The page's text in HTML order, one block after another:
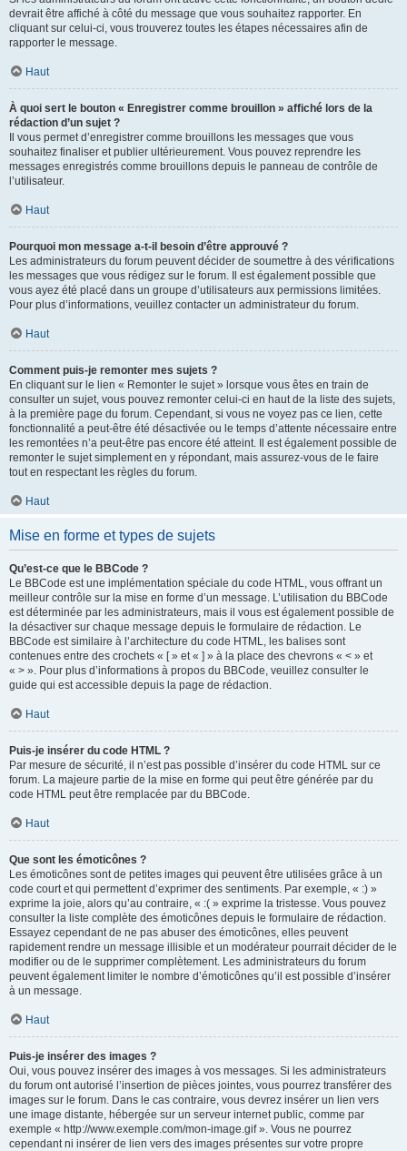
devrait être affiché à côté du message que vous souhaitez rapporter. En
cliquant sur celui-ci, vous trouverez toutes les étapes nécessaires afin de
rapporter le message.
Haut
À quoi sert le bouton « Enregistrer comme brouillon » affiché lors de la
rédaction d’un sujet ?
Il vous permet d’enregistrer comme brouillons les messages que vous
souhaitez finaliser et publier ultérieurement. Vous pouvez reprendre les
messages enregistrés comme brouillons depuis le panneau de contrôle de
l’utilisateur.
Haut
Pourquoi mon message a-t-il besoin d’être approuvé ?
Les administrateurs du forum peuvent décider de soumettre à des vérifications
les messages que vous rédigez sur le forum. Il est également possible que
vous ayez été placé dans un groupe d’utilisateurs aux permissions limitées.
Pour plus d’informations, veuillez contacter un administrateur du forum.
Haut
Comment puis-je remonter mes sujets ?
En cliquant sur le lien « Remonter le sujet » lorsque vous êtes en train de
consulter un sujet, vous pouvez remonter celui-ci en haut de la liste des sujets,
à la première page du forum. Cependant, si vous ne voyez pas ce lien, cette
fonctionnalité a peut-être été désactivée ou le temps d’attente nécessaire entre
les remontées n’a peut-être pas encore été atteint. Il est également possible de
remonter le sujet simplement en y répondant, mais assurez-vous de le faire
tout en respectant les règles du forum.
Haut
Mise en forme et types de sujets
Qu’est-ce que le BBCode ?
Le BBCode est une implémentation spéciale du code HTML, vous offrant un
meilleur contrôle sur la mise en forme d’un message. L’utilisation du BBCode
est déterminée par les administrateurs, mais il vous est également possible de
la désactiver sur chaque message depuis le formulaire de rédaction. Le
BBCode est similaire à l’architecture du code HTML, les balises sont
contenues entre des crochets « [ » et « ] » à la place des chevrons « < » et
« > ». Pour plus d’informations à propos du BBCode, veuillez consulter le
guide qui est accessible depuis la page de rédaction.
Haut
Puis-je insérer du code HTML ?
Par mesure de sécurité, il n’est pas possible d’insérer du code HTML sur ce
forum. La majeure partie de la mise en forme qui peut être générée par du
code HTML peut être remplacée par du BBCode.
Haut
Que sont les émoticônes ?
Les émoticônes sont de petites images qui peuvent être utilisées grâce à un
code court et qui permettent d’exprimer des sentiments. Par exemple, « :) »
exprime la joie, alors qu’au contraire, « :( » exprime la tristesse. Vous pouvez
consulter la liste complète des émoticônes depuis le formulaire de rédaction.
Essayez cependant de ne pas abuser des émoticônes, elles peuvent
rapidement rendre un message illisible et un modérateur pourrait décider de le
modifier ou de le supprimer complètement. Les administrateurs du forum
peuvent également limiter le nombre d’émoticônes qu’il est possible d’insérer
à un message.
Haut
Puis-je insérer des images ?
Oui, vous pouvez insérer des images à vos messages. Si les administrateurs
du forum ont autorisé l’insertion de pièces jointes, vous pourrez transférer des
images sur le forum. Dans le cas contraire, vous devrez insérer un lien vers
une image distante, hébergée sur un serveur internet public, comme par
exemple « http://www.exemple.com/mon-image.gif ». Vous ne pourrez
cependant ni insérer de lien vers des images présentes sur votre propre